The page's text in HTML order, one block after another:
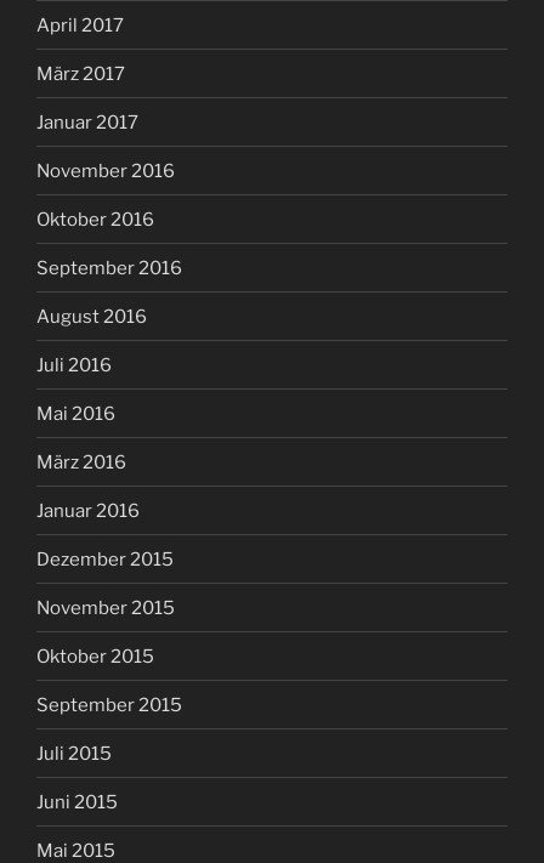
April 2017
März 2017
Januar 2017
November 2016
Oktober 2016
September 2016
August 2016
Juli 2016
Mai 2016
März 2016
Januar 2016
Dezember 2015
November 2015
Oktober 2015
September 2015
Juli 2015
Juni 2015
Mai 2015